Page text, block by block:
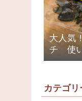
大人気
チ 使
カテゴリ